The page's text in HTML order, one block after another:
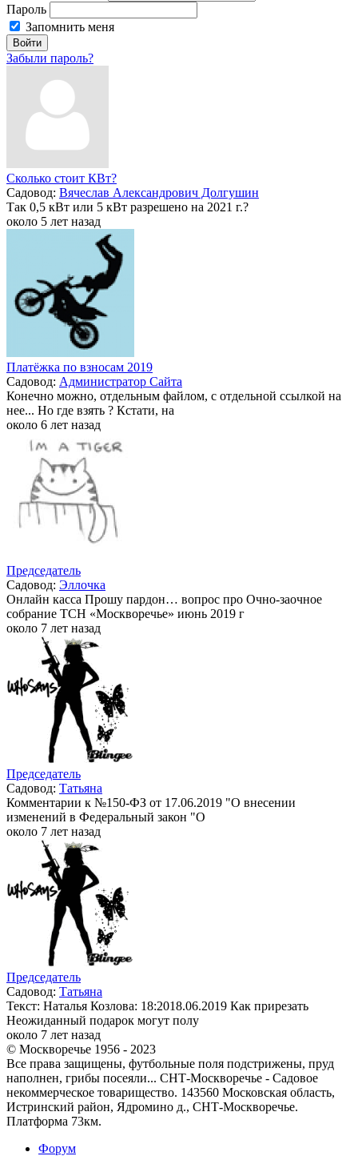
Пароль
Запомнить меня
Забыли пароль?
Сколько стоит КВт?
Садовод: Вячеслав Александрович Долгушин
Так 0,5 кВт или 5 кВт разрешено на 2021 г.?
около 5 лет назад
Платёжка по взносам 2019
Садовод: Администратор Сайта
Конечно можно, отдельным файлом, с отдельной ссылкой на
нее... Но где взять ? Кстати, на
около 6 лет назад
Председатель
Садовод: Эллочка
Онлайн касса Прошу пардон… вопрос про Очно-заочное
собрание ТСН «Москворечье» июнь 2019 г
около 7 лет назад
Председатель
Садовод: Татьяна
Комментарии к №150-ФЗ от 17.06.2019 "О внесении
изменений в Федеральный закон "О
около 7 лет назад
Председатель
Садовод: Татьяна
Текст: Наталья Козлова: 18:2018.06.2019 Как прирезать
Неожиданный подарок могут полу
около 7 лет назад
© Москворечье 1956 - 2023
Все права защищены, футбольные поля подстрижены, пруд
наполнен, грибы посеяли... СНТ-Москворечье - Садовое
некоммерческое товарищество. 143560 Московская область,
Истринский район, Ядромино д., СНТ-Москворечье.
Платформа 73км.
Форум